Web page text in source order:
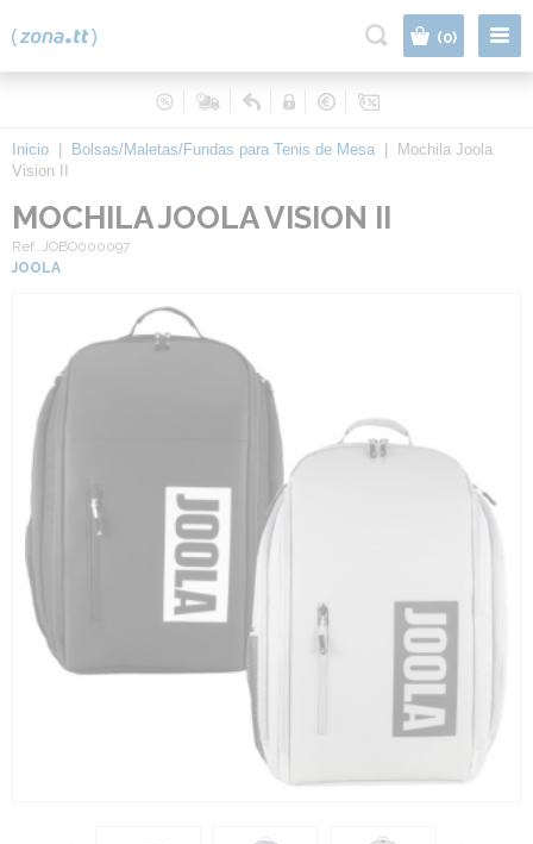
(0)
Inicio Bolsas/Maletas/Fundas para Tenis de Mesa
Mochila Joola
Vision II
MOCHILA JOOLA VISION II
Ref. JOBO000097
JOOLA